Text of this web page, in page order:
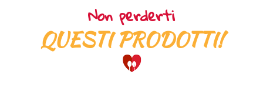
Non perderti
QUESTI PRODOTTI!